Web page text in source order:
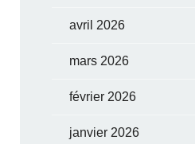
avril 2026
mars 2026
février 2026
janvier 2026